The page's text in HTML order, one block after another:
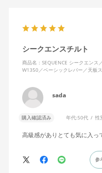
シークエンスチルト
商品名：SEQUENCE シークエン
W1350／ベーシックレバー／天板
sada
購入確認済み 年代:50代 性
高級感がありとても気に入っ
参